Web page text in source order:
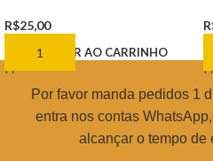
R$25,00
ADICIONAR AO CARRINHO
Por favor manda pedidos 1
entra nos contas
alcançar o tempo de